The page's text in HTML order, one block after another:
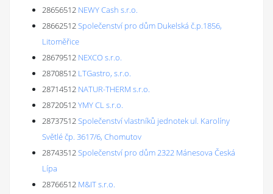
28656512 NEWY Cash s.r.o.
28662512Společenství pro dům Dukelská č.p.1856,
Litoměřice
28679512 NEXCO s.r.o.
28708512 LTGastro, s.r.o.
28714512 NATUR-THERM s.r.o.
28720512YMY CL s.r.o.
28737512Společenství vlastníků jednotek ul. Karolíny
Světlé čp. 3617/6, Chomutov
28743512Společenství pro dům 2322 Mánesova Česká
Lípa
28766512 M&IT s.r.o.